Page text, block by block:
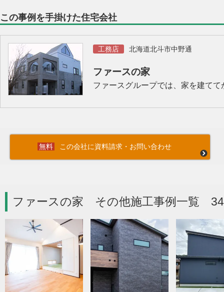
この事例を手掛けた住宅会社
工務店 北海道北斗市中野通
ファースの家
ファースグループでは、家を建て
この会社に資料請求・お問い合わせ
ファースの家 その他施工事例一覧